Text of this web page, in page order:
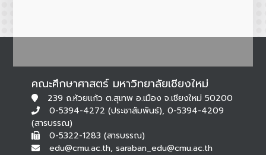
คณะศึกษาศาสตร์ มหาวิทยาลัยเชียงใหม่
239 ถ.ห้วยแก้ว ต.สุเทพ อ.เมือง จ.เชียงใหม่ 50200
0-5394-4272 (ประชาสัมพันธ์), 0-5394-4209
(สารบรรณ)
0-5322-1283 (สารบรรณ)
edu@cmu.ac.th, saraban_edu@cmu.ac.th